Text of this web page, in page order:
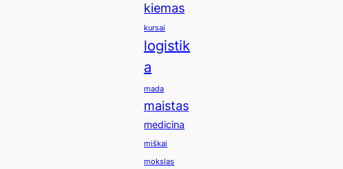
kiemas
kursai
logistik
a
mada
maistas
medicina
miškai
mokslas